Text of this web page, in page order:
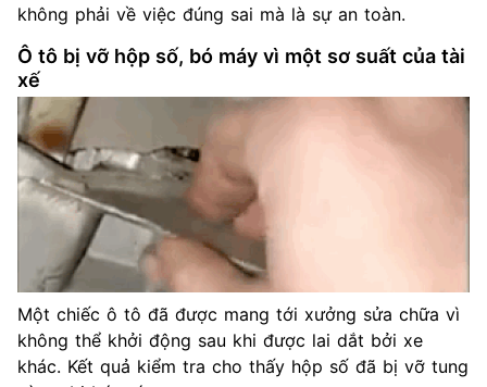
không phải về việc đúng sai mà là sự an toàn.
Ô tô bị vỡ hộp số, bó máy vì một sơ suất của tài
xế
Một chiếc ô tô đã được mang tới xưởng sửa chữa vì
không thể khởi động sau khi được lai dắt bởi xe
khác. Kết quả kiểm tra cho thấy hộp số đã bị vỡ tung